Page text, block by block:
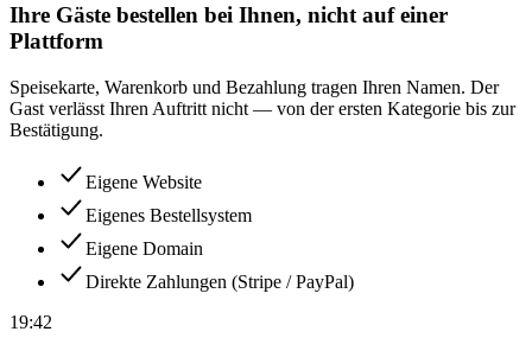
Ihre Gäste bestellen bei Ihnen, nicht auf einer
Plattform
Speisekarte, Warenkorb und Bezahlung tragen Ihren Namen. Der
Gast verlässt Ihren Auftritt nicht — von der ersten Kategorie bis zur
Bestätigung.
Eigene Website
Eigenes Bestellsystem
Eigene Domain
Direkte Zahlungen (Stripe / PayPal)
19:42